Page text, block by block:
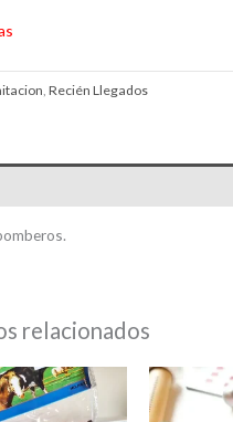
, Recién Llegados
relacionados